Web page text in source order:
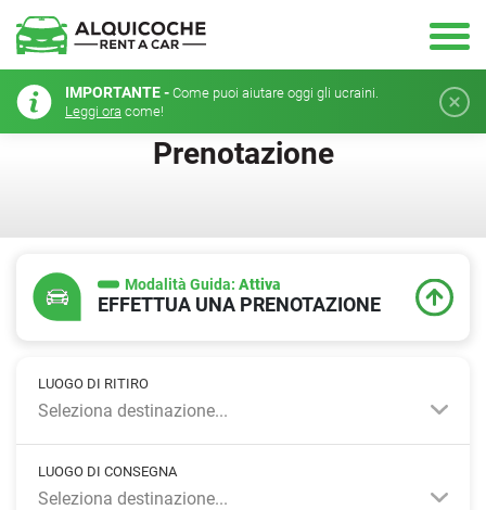
IMPORTANTE - Come puoi aiutare oggi gli ucraini.
Leggi ora come!
Prenotazione
Modalità Guida: Attiva
EFFETTUA UNA PRENOTAZIONE
LUOGO DI RITIRO
Seleziona destinazione...
LUOGO DI CONSEGNA
Seleziona destinazione...